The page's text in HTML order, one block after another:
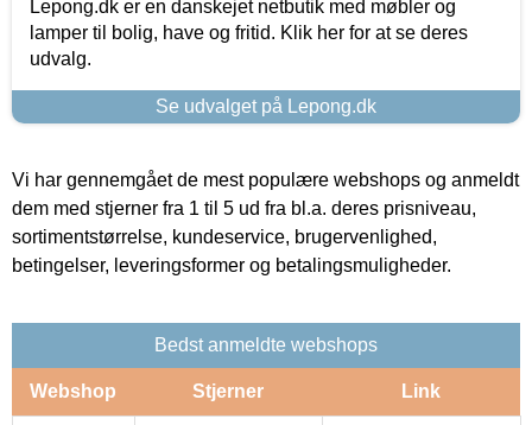
Lepong.dk er en danskejet netbutik med møbler og
lamper til bolig, have og fritid. Klik her for at se deres
udvalg.
Se udvalget på Lepong.dk
Vi har gennemgået de mest populære webshops og anmeldt
dem med stjerner fra 1 til 5 ud fra bl.a. deres prisniveau,
sortimentstørrelse, kundeservice, brugervenlighed,
betingelser, leveringsformer og betalingsmuligheder.
Bedst anmeldte webshops
Webshop Stjerner Link